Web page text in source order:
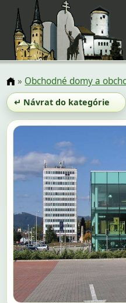
» Obchodné domy a
↵ Návrat do kategórie